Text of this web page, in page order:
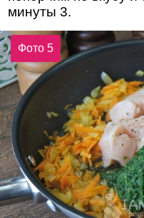
минуты 3.
Фото 5